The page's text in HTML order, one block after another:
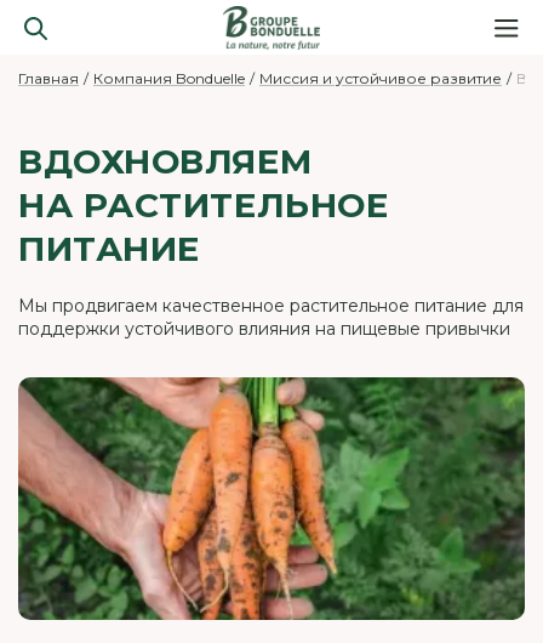
Главная Компания Bonduelle Миссия и устойчивое развитие
ВДОХНОВЛЯЕМ
НА РАСТИТЕЛЬНОЕ
ПИТАНИЕ
Мы продвигаем качественное растительное питание для
поддержки устойчивого влияния на пищевые привычки